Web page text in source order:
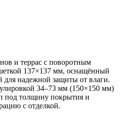
и террас с поворотным
137×137 мм, оснащённый
для надежной защиты от влаги.
34–73 мм (150×150 мм)
под толщину покрытия и
с отделкой.